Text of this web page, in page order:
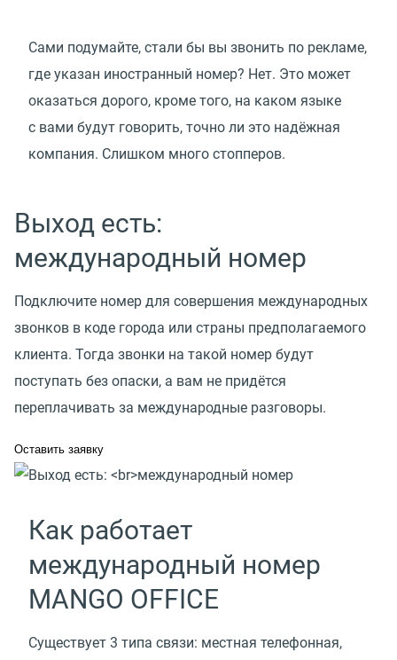
Сами подумайте, стали бы вы звонить по рекламе,
где указан иностранный номер? Нет. Это может
оказаться дорого, кроме того, на каком языке
с вами будут говорить, точно ли это надёжная
компания. Слишком много стопперов.
Выход есть:
международный номер
Подключите номер для совершения международных
звонков в коде города или страны предполагаемого
клиента. Тогда звонки на такой номер будут
поступать без опаски, а вам не придётся
переплачивать за международные разговоры.
Оставить заявку
Как работает
международный номер
MANGO OFFICE
Существует 3 типа связи: местная телефонная,